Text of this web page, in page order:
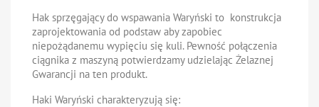
Hak sprzęgający do wspawania Waryński to konstrukcja
zaprojektowania od podstaw aby zapobiec
niepożądanemu wypięciu się kuli. Pewność połączenia
ciągnika z maszyną potwierdzamy udzielając Żelaznej
Gwarancji na ten produkt.
Haki Waryński charakteryzują się: